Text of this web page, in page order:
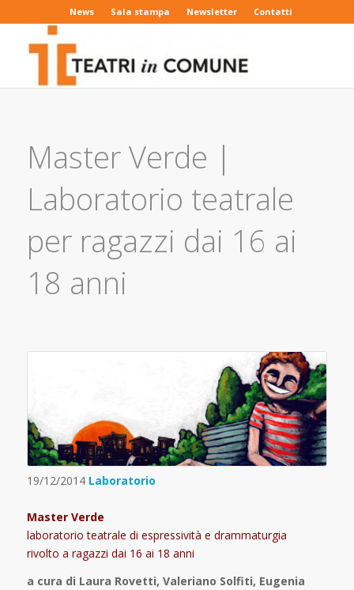
News Sala stampa Newsletter Contatti
Master Verde |
Laboratorio teatrale
per ragazzi dai 16 ai
18 anni
19/12/2014 Laboratorio
Master Verde
laboratorio teatrale di espressività e drammaturgia
rivolto a ragazzi dai 16 ai 18 anni
a cura di Laura Rovetti, Valeriano Solfiti, Eugenia